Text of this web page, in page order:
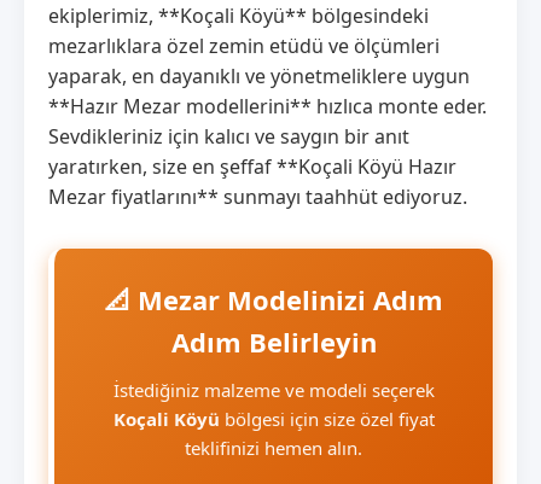
ekiplerimiz, **Koçali Köyü** bölgesindeki
mezarlıklara özel zemin etüdü ve ölçümleri
yaparak, en dayanıklı ve yönetmeliklere uygun
**Hazır Mezar modellerini** hızlıca monte eder.
Sevdikleriniz için kalıcı ve saygın bir anıt
yaratırken, size en şeffaf **Koçali Köyü Hazır
Mezar fiyatlarını** sunmayı taahhüt ediyoruz.
📐 Mezar Modelinizi Adım
Adım Belirleyin
İstediğiniz malzeme ve modeli seçerek
Koçali Köyü bölgesi için size özel fiyat
teklifinizi hemen alın.